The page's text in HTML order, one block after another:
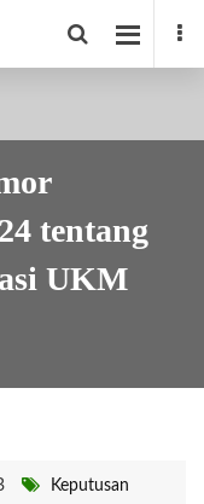
tentang
UKM
Keputusan